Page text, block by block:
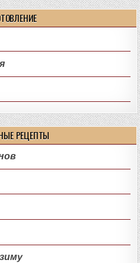
РЕЦЕПТЫ